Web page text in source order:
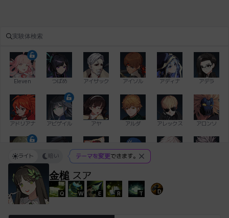
Eleven つばめ アイザック アイソル アディナ アデラ
アドリアナ アビゲイル アヤ アルダ アレックス アロンソ
イアン イレム ウィリアム
金槌 スア
Q W E R T D
ライト 暗い テーマを変更できます。